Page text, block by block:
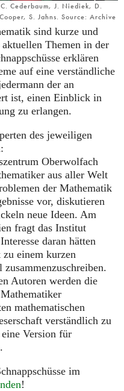
Cederbaum, J. Niediek, D.
S. Jahns. Source: Archive
sind kurze und
Themen in der
erklären
auf eine verständliche
der an
ist, einen Einblick in
zu erlangen.
des jeweiligen
Oberwolfach
aus aller Welt
der Mathematik
vor, diskutieren
neue Ideen. Am
fragt das Institut
daran hätten
einem kurzen
Autoren werden die
mathematischen
verständlich zu
Version für
im
!